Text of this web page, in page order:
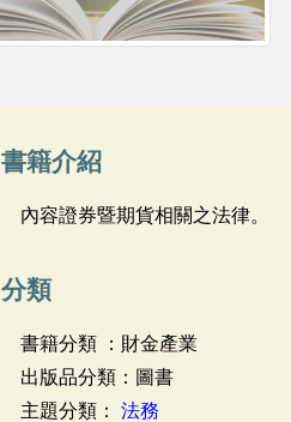
書籍介紹
內容證券暨期貨相關之法律。
分類
書籍分類 ：財金產業
出版品分類：圖書
主題分類： 法務